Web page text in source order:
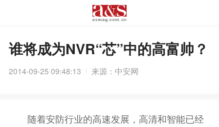
谁将成为NVR“芯”中的高富帅？
2014-09-25 09:48:13 来源：中安网
随着安防行业的高速发展，高清和智能已经